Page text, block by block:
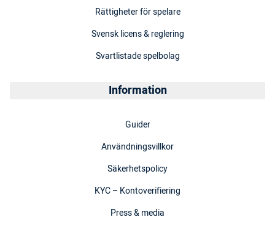
Rättigheter för spelare
Svensk licens & reglering
Svartlistade spelbolag
Information
Guider
Användningsvillkor
Säkerhetspolicy
KYC – Kontoverifiering
Press & media